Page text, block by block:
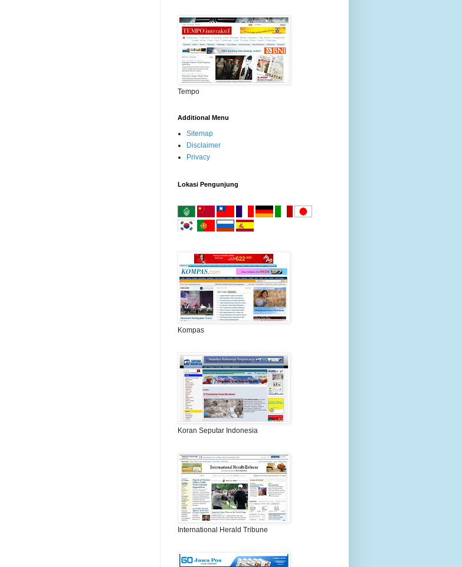
Tempo
Additional Menu
Sitemap
Disclaimer
Privacy
Lokasi Pengunjung
Kompas
Koran Seputar Indonesia
International Herald Tribune